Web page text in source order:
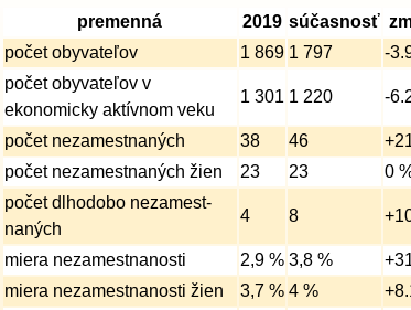
premenná 2019 súčasnosť
počet obyvateľov
1 869 1 797
-
počet obyvateľov v
ekonomicky aktívnom veku
1 301 1 220 -
počet nezamest­naných 38 46
počet nezamest­naných žien
23 23
0
počet dlhodobo nezamest­
naných
4 8
miera nezamest­nanosti 2,9 % 3,8 %
miera nezamest­nanosti žien
3,7 % 4 %